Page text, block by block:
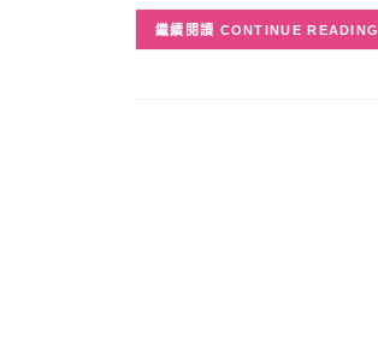
CONTINUE READING